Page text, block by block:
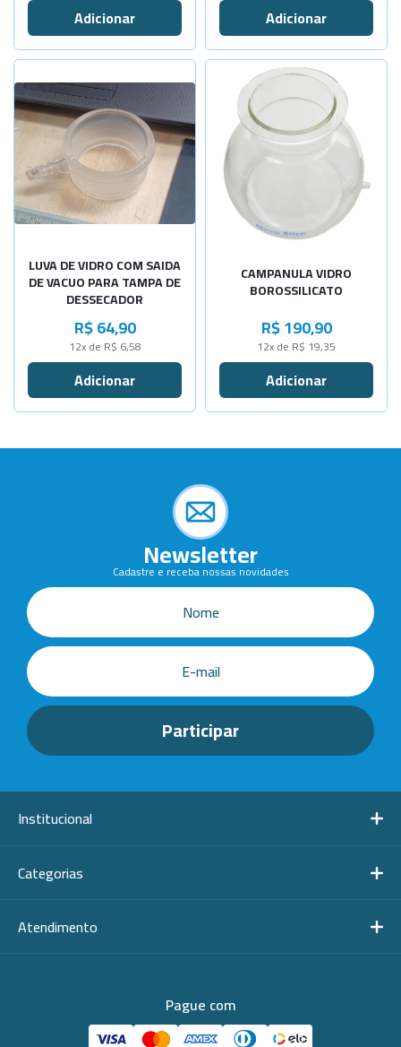
LUVA DE VIDRO COM SAIDA
DE VACUO PARA TAMPA DE
DESSECADOR
R$ 64,90
12x de R$ 6,58
Selecione a Quantidade
Diâm 55mm
- +
CAMPANULA VIDRO
BOROSSILICATO
R$ 190,90
12x de R$ 19,35
Selecione a Quantidade
5 Litros
Sob Consulta
Newsletter
Cadastre e receba nossas novidades
Institucional
Categorias
Atendimento
Pague com